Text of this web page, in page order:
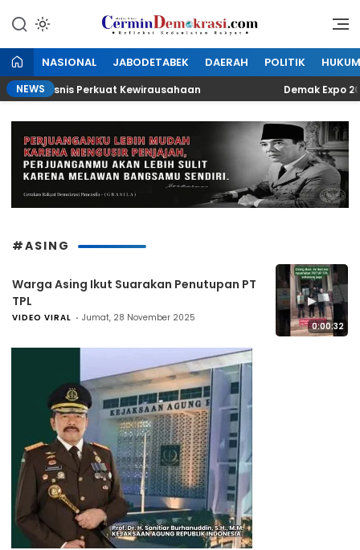
konten
CerminDemokrasi.com
Refleksi Kedaulatan Rakyat
NASIONAL JABODETABEK DAERAH POLITIK HUKUM
NEWSBisnis Perkuat Kewirausahaan Demak Expo
#ASING
Warga Asing Ikut Suarakan Penutupan PT
TPL
VIDEO VIRAL Jumat, 28 November 2025
▶
0:00:32